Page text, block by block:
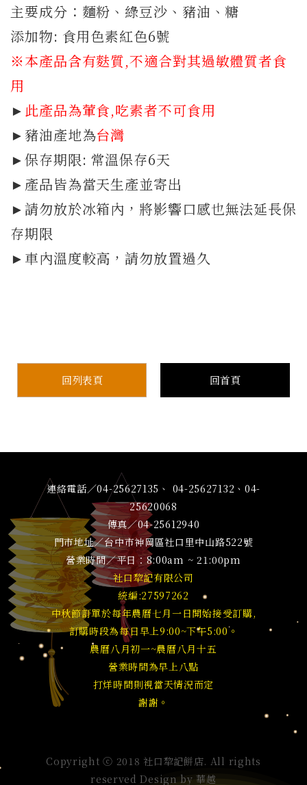
主要成分：麵粉、綠豆沙、豬油、糖
添加物: 食用色素紅色6號
※本產品含有麩質,不適合對其過敏體質者食
用
► 此產品為葷食,吃素者不可食用
►豬油產地為台灣
►保存期限: 常溫保存6天
►產品皆為當天生產並寄出
►請勿放於冰箱內，將影響口感也無法延長保
存期限
►車內溫度較高，請勿放置過久
回列表頁 回首頁
連絡電話／04-25627135、 04-25627132、04-
25620068
傳真／04-25612940
門市地址／台中市神岡區社口里中山路522號
營業時間／平日：8:00am ~ 21:00pm
社口犂記有限公司
統編:27597262
中秋節訂單於每年農曆七月一日開始接受訂購,
訂購時段為每日早上9:00~下午5:00。
農曆八月初一~農曆八月十五
營業時間為早上八點
打烊時間則視當天情況而定
謝謝。
Copyright ⓒ 2018 社口犂記餅店. All rights
reserved Design by華越